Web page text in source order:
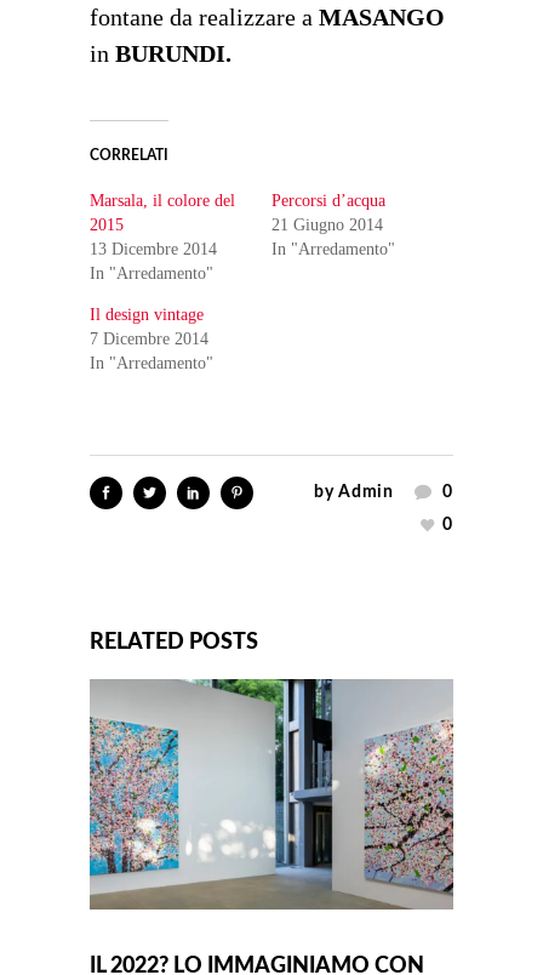
fontane da realizzare a MASANGO
in BURUNDI.
CORRELATI
Marsala, il colore del
2015
13 Dicembre 2014
In "Arredamento"
Percorsi d’acqua
21 Giugno 2014
In "Arredamento"
Il design vintage
7 Dicembre 2014
In "Arredamento"
by Admin
0
0
RELATED POSTS
IL 2022? LO IMMAGINIAMO CON